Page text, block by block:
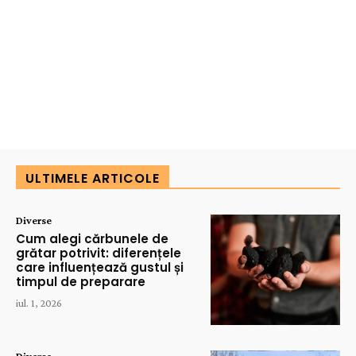
ULTIMELE ARTICOLE
Diverse
Cum alegi cărbunele de
grătar potrivit: diferențele
care influențează gustul și
timpul de preparare
iul. 1, 2026